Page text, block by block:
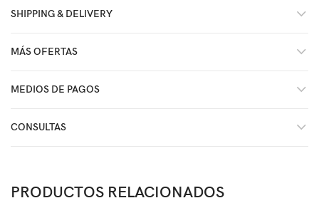
SHIPPING & DELIVERY
MÁS OFERTAS
MEDIOS DE PAGOS
CONSULTAS
PRODUCTOS RELACIONADOS